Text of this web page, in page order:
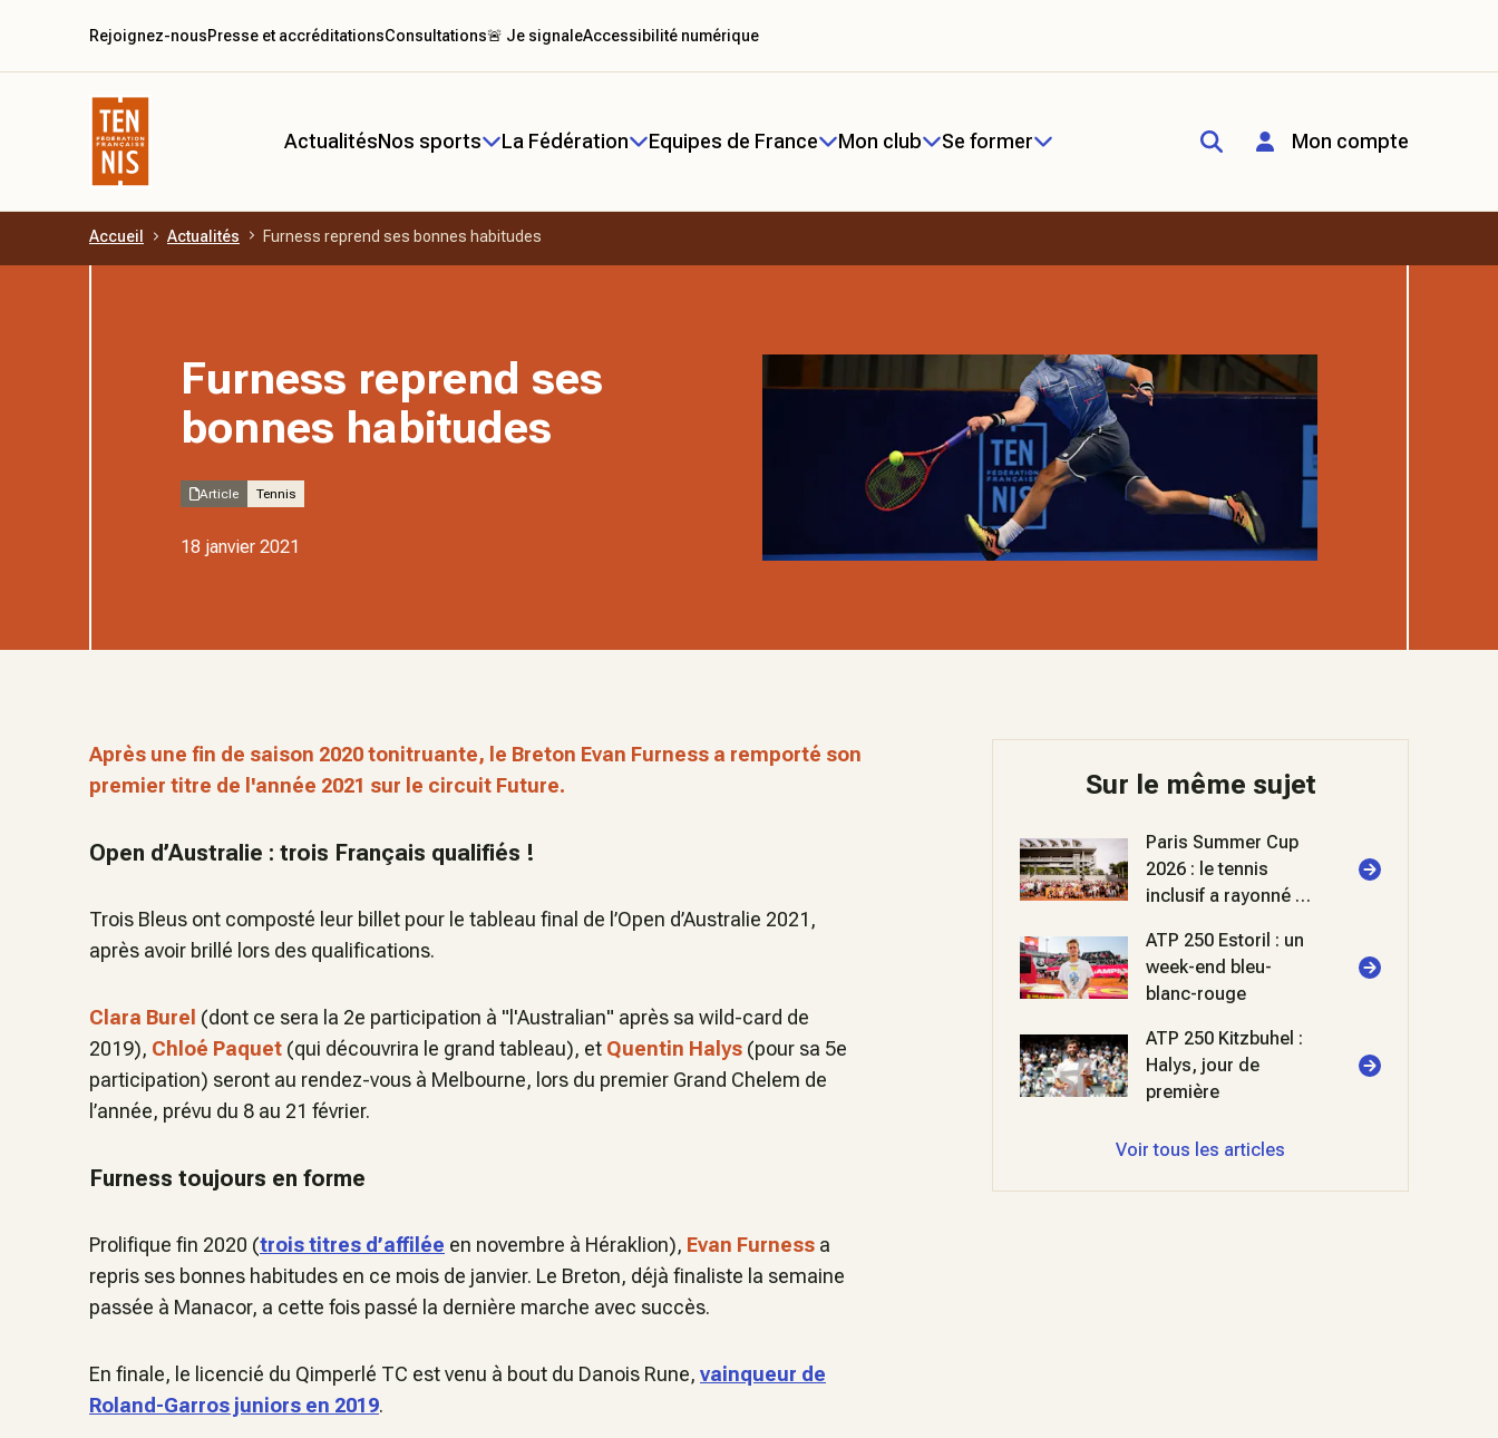
Aller au contenu principal
ActualitésNos sports La Fédération Equipes de France Mon club Se former Mon compte
Rejoignez-nousPresse et accréditationsConsultations🚨 Je signaleAccessibilité numérique
Accueil Actualités Furness reprend ses bonnes habitudes
Furness reprend ses
bonnes habitudes
Article Tennis
18 janvier 2021
Après une fin de saison 2020 tonitruante, le Breton Evan Furness a remporté son
premier titre de l'année 2021 sur le circuit Future.
Open d’Australie : trois Français qualifiés !
Trois Bleus ont composté leur billet pour le tableau final de l’Open d’Australie 2021,
après avoir brillé lors des qualifications.
Clara Burel (dont ce sera la 2e participation à "l'Australian" après sa wild-card de
2019), Chloé Paquet (qui découvrira le grand tableau), et Quentin Halys (pour sa 5e
participation) seront au rendez-vous à Melbourne, lors du premier Grand Chelem de
l’année, prévu du 8 au 21 février.
Furness toujours en forme
Prolifique fin 2020 (trois titres d’affilée en novembre à Héraklion), Evan Furness a
repris ses bonnes habitudes en ce mois de janvier. Le Breton, déjà finaliste la semaine
passée à Manacor, a cette fois passé la dernière marche avec succès.
En finale, le licencié du Qimperlé TC est venu à bout du Danois Rune, vainqueur de
Roland-Garros juniors en 2019.
Sur le même sujet
Paris Summer Cup
2026 : le tennis
inclusif a rayonné à
ATP 250 Estoril : un
week-end bleu-
blanc-rouge
ATP 250 Kitzbuhel :
Halys, jour de
première
Voir tous les articles